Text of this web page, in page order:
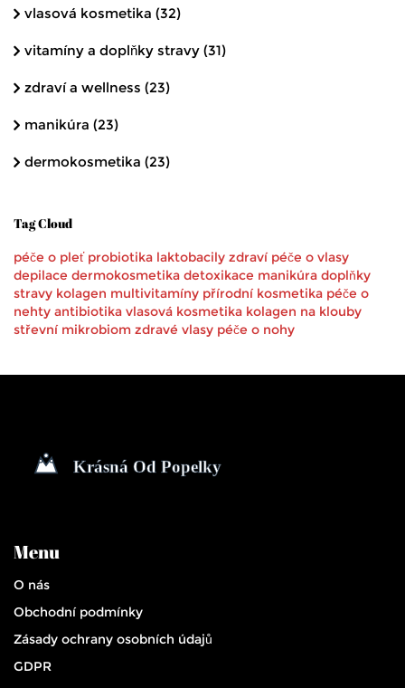
vlasová kosmetika (32)
vitamíny a doplňky stravy (31)
zdraví a wellness (23)
manikúra (23)
dermokosmetika (23)
Tag Cloud
péče o pleť probiotika laktobacily zdraví péče o vlasy
depilace dermokosmetika detoxikace manikúra doplňky
stravy kolagen multivitamíny přírodní kosmetika péče o
nehty antibiotika vlasová kosmetika kolagen na klouby
střevní mikrobiom zdravé vlasy péče o nohy
Menu
O nás
Obchodní podmínky
Zásady ochrany osobních údajů
GDPR